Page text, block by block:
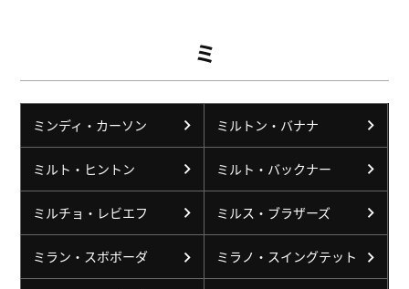
ミ
ミンディ・カーソン ミルトン・バナナ
ミルト・ヒントン ミルト・バックナー
ミルチョ・レビエフ ミルス・ブラザーズ
ミラン・スボボーダ ミラノ・スイングテット